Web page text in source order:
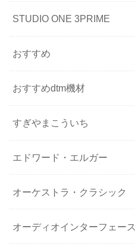
STUDIO ONE 3PRIME
おすすめ
おすすめdtm機材
すぎやまこういち
エドワード・エルガー
オーケストラ・クラシック
オーディオインターフェース